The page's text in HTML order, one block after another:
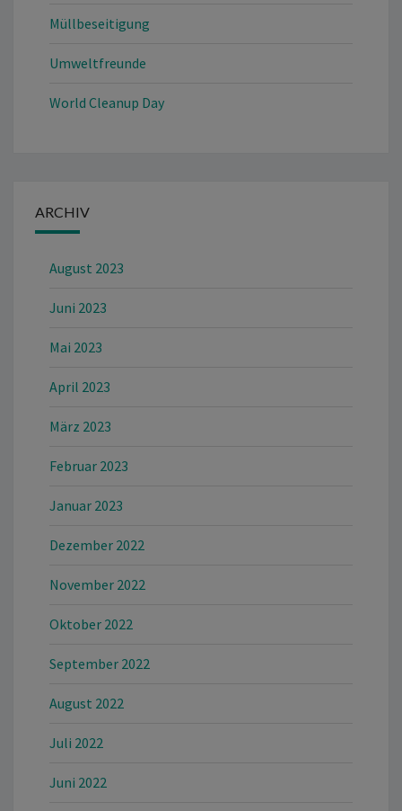
Müllbeseitigung
Umweltfreunde
World Cleanup Day
ARCHIV
August 2023
Juni 2023
Mai 2023
April 2023
März 2023
Februar 2023
Januar 2023
Dezember 2022
November 2022
Oktober 2022
September 2022
August 2022
Juli 2022
Juni 2022